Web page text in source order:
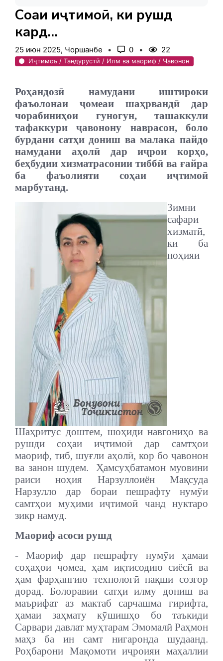
Соҳаи иҷтимоӣ, ки рушд
кард…
25 июн 2025, Чоршанбе 0 22
Иҷтимоъ / Тандурустӣ / Илм ва маориф / Ҷавонон
Роҳандозӣ намудани иштироки
фаъолонаи ҷомеаи шаҳрвандӣ дар
чорабиниҳои гуногун, ташаккули
тафаккури ҷавонону наврасон, боло
бурдани сатҳи дониш ва малака пайдо
намудани аҳолӣ дар иҷрои корҳо,
беҳбудии хизматрасонии тиббӣ ва ғайра
ба фаъолияти соҳаи иҷтимоӣ
марбутанд.
Зимни
сафари
хизматӣ,
ки ба
ноҳияи
Шаҳритус доштем, шоҳиди навгониҳо ва
рушди соҳаи иҷтимоӣ дар самтҳои
маориф, тиб, шуғли аҳолӣ, кор бо ҷавонон
ва занон шудем. Ҳамсуҳбатамон муовини
раиси ноҳия Нарзуллоиён Мақсуда
Нарзулло дар бораи пешрафту нумӯи
самтҳои муҳими иҷтимоӣ чанд нуктаро
зикр намуд.
Маориф асоси рушд
- Маориф дар пешрафту нумӯи ҳамаи
соҳаҳои ҷомеа, ҳам иқтисодию сиёсӣ ва
ҳам фарҳангию технологӣ нақши созгор
дорад. Болоравии сатҳи илму дониш ва
маърифат аз мактаб сарчашма гирифта,
ҳамаи заҳмату кӯшишҳо бо таъкиди
Сарвари давлат муҳтарам Эмомалӣ Раҳмон
маҳз ба ин самт нигаронда шудаанд.
Роҳбарони Мақомоти иҷроияи маҳаллии